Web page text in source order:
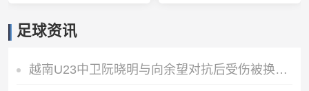
足球资讯
越南U23中卫阮晓明与向余望对抗后受伤被换下，阮德英替补登场